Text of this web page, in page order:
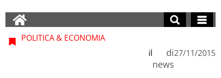
POLITICA & ECONOMIA
di
news
il 27/11/2015